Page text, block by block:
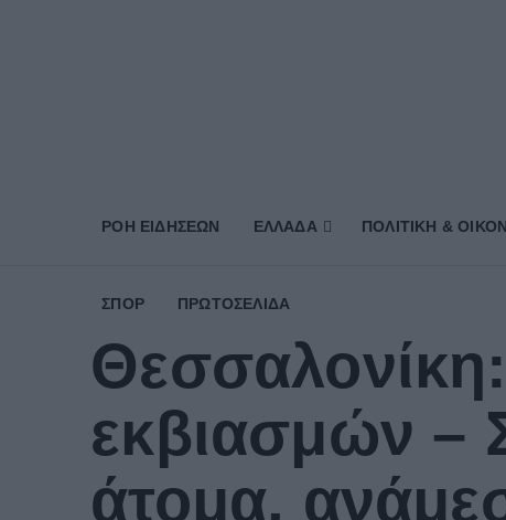
ΡΟΗ ΕΙΔΗΣΕΩΝ ΕΛΛΑΔΑ ΠΟΛΙΤΙΚΗ &
ΣΠΟΡ ΠΡΩΤΟΣΈΛΙΔΑ
εκβιασμών –
άτομα,